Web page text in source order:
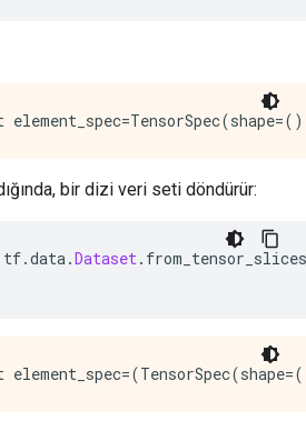
bir dizi veri seti döndürür:
tf.data.Dataset. from_tensor_slices